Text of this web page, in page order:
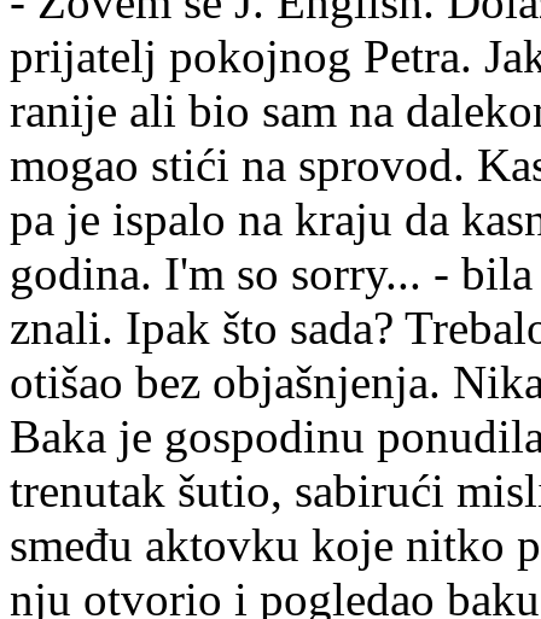
prijatelj pokojnog Petra.
ranije ali bio sam na
mogao stići na sprovod.
pa je ispalo na kraju da
godina. I'm so sorry... -
znali. Ipak što sada?
otišao bez objašnjenja.
Baka je gospodinu
trenutak šutio, sabirući
smeđu aktovku koje nitko
nju otvorio i pogledao